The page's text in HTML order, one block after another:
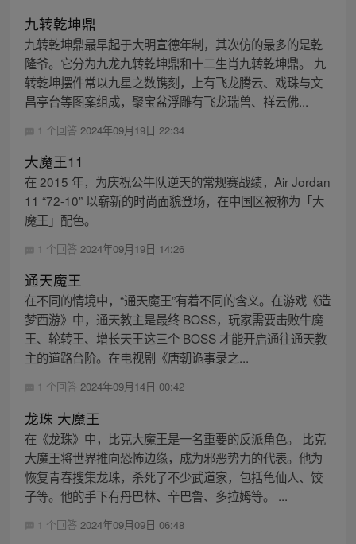
九转乾坤鼎
九转乾坤鼎最早起于大明宣德年制，其次仿的最多的是乾
隆爷。它分为九龙九转乾坤鼎和十二生肖九转乾坤鼎。 九
转乾坤摆件常以九星之数镌刻，上有飞龙腾云、戏珠与文
昌亭台等图案组成，聚宝盆浮雕有飞龙瑞兽、祥云佛...
1 个回答 2024年09月19日 22:34
大魔王11
在 2015 年，为庆祝公牛队逆天的常规赛战绩，Air Jordan
11 “72-10” 以崭新的时尚面貌登场，在中国区被称为「大
魔王」配色。
1 个回答 2024年09月19日 14:26
通天魔王
在不同的情境中，“通天魔王”有着不同的含义。在游戏《造
梦西游》中，通天教主是最终 BOSS，玩家需要击败牛魔
王、轮转王、增长天王这三个 BOSS 才能开启通往通天教
主的道路台阶。在电视剧《唐朝诡事录之...
1 个回答 2024年09月14日 00:42
龙珠 大魔王
在《龙珠》中，比克大魔王是一名重要的反派角色。 比克
大魔王将世界推向恐怖边缘，成为邪恶势力的代表。他为
恢复青春搜集龙珠，杀死了不少武道家，包括龟仙人、饺
子等。他的手下有丹巴林、辛巴鲁、多拉姆等。 ...
1 个回答 2024年09月09日 06:48